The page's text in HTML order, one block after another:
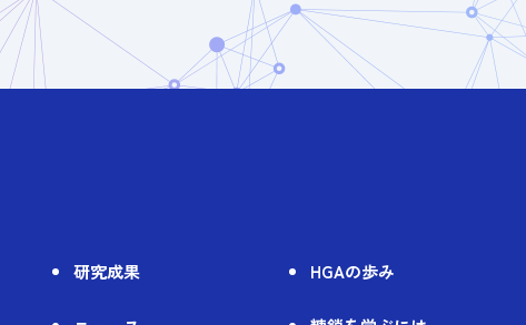
研究成果 HGAの歩み